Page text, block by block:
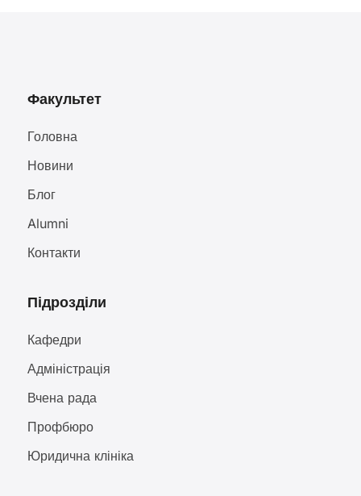
Факультет
Головна
Новини
Блог
Alumni
Контакти
Підрозділи
Кафедри
Адміністрація
Вчена рада
Профбюро
Юридична клініка